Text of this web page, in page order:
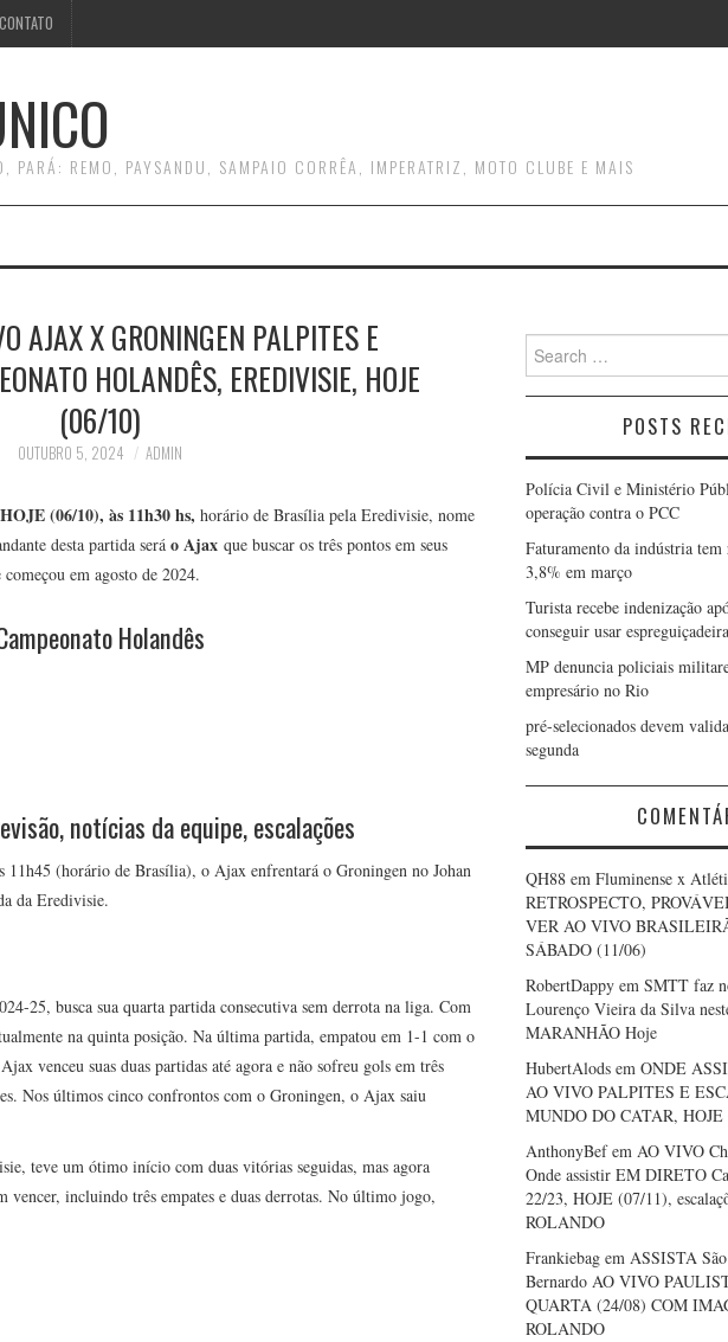
CONTATO
PARÁ: REMO, PAYSANDU, SAMPAIO CORRÊA, IMPERATRIZ, MOTO CLUBE E MAIS
AJAX X GRONINGEN PALPITES E
HOLANDÊS, EREDIVISIE, HOJE
(06/10)
OUTUBRO 5, 2024 ADMIN
(06/10), às 11h30 hs, horário de Brasília pela Eredivisie, nome
desta partida será o Ajax que buscar os três pontos em seus
em agosto de 2024.
Holandês
notícias da equipe, escalações
(horário de Brasília), o Ajax enfrentará o Groningen no Johan
da Eredivisie.
25, busca sua quarta partida consecutiva sem derrota na liga. Com
na quinta posição. Na última partida, empatou em 1-1 com o
venceu suas duas partidas até agora e não sofreu gols em três
Nos últimos cinco confrontos com o Groningen, o Ajax saiu
teve um ótimo início com duas vitórias seguidas, mas agora
vencer, incluindo três empates e duas derrotas. No último jogo,
Search
for:
POSTS
Polícia Civil e Ministério
operação contra o PCC
Faturamento da indústria tem
3,8% em março
Turista recebe indenização
conseguir usar
MP denuncia policiais
empresário no Rio
pré-selecionados devem
segunda
QH88 em Fluminense x
RETROSPECTO,
VER AO VIVO
SÁBADO (11/06)
RobertDappy em SMTT faz
Lourenço Vieira da Silva
MARANHÃO Hoje
HubertAlods em ONDE
AO VIVO PALPITES E
MUNDO DO CATAR, HOJE
AnthonyBefem AO VIVO
Onde assistir EM DIRETO
22/23, HOJE (07/11),
ROLANDO
Frankiebag em ASSISTA
Bernardo AO VIVO
QUARTA (24/08) COM
ROLANDO